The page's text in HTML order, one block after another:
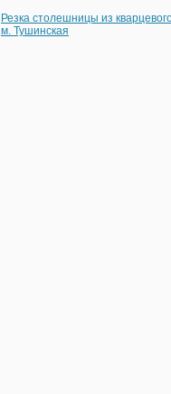
Резка столешницы из
м. Тушинская